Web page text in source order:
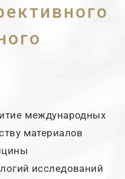
международных
материалов
исследований